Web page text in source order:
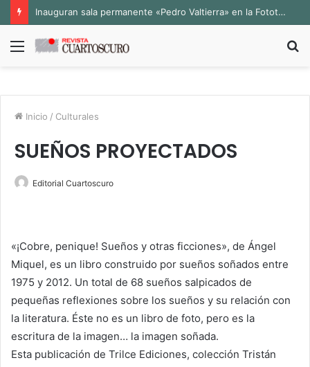
Inauguran sala permanente «Pedro Valtierra» en la Fototeca de Zacatecas
Menú
Inicio / Culturales
SUEÑOS PROYECTADOS
Editorial Cuartoscuro
«¡Cobre, penique! Sueños y otras ficciones», de Ángel
Miquel, es un libro construido por sueños soñados entre
1975 y 2012. Un total de 68 sueños salpicados de
pequeñas reflexiones sobre los sueños y su relación con
la literatura. Éste no es un libro de foto, pero es la
escritura de la imagen… la imagen soñada.
Esta publicación de Trilce Ediciones, colección Tristán